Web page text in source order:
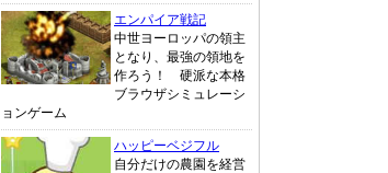
エンパイア戦記
中世ヨーロッパの領主
となり、最強の領地を
作ろう！ 硬派な本格
ブラウザシミュレーシ
ョンゲーム
ハッピーベジフル
自分だけの農園を経営